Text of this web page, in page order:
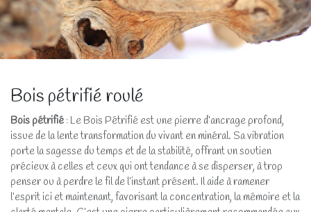
Bois pétrifié roulé
Bois pétrifié : Le Bois Pétrifié est une pierre d’ancrage profond,
issue de la lente transformation du vivant en minéral. Sa vibration
porte la sagesse du temps et de la stabilité, offrant un soutien
précieux à celles et ceux qui ont tendance à se disperser, à trop
penser ou à perdre le fil de l’instant présent. Il aide à ramener
l’esprit ici et maintenant, favorisant la concentration, la mémoire et la